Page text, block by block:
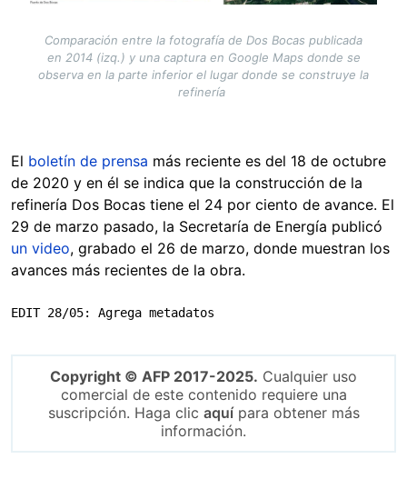
Comparación entre la fotografía de Dos Bocas publicada
en 2014 (izq.) y una captura en Google Maps donde se
observa en la parte inferior el lugar donde se construye la
refinería
El boletín de prensa más reciente es del 18 de octubre
de 2020 y en él se indica que la construcción de la
refinería Dos Bocas tiene el 24 por ciento de avance. El
29 de marzo pasado, la Secretaría de Energía publicó
un video, grabado el 26 de marzo, donde muestran los
avances más recientes de la obra.
EDIT 28/05: Agrega metadatos
Copyright © AFP 2017-2025. Cualquier uso
comercial de este contenido requiere una
suscripción. Haga clic aquípara obtener más
información.